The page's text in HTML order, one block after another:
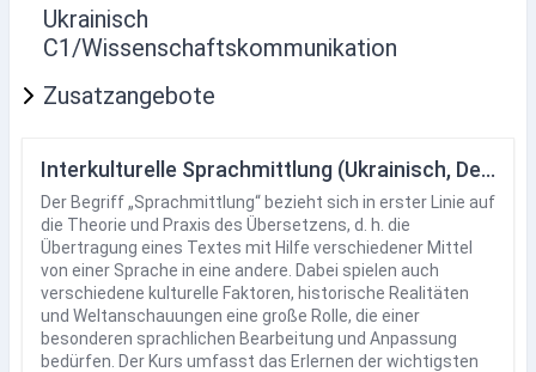
Ukrainisch
C1/Wissenschaftskommunikation
Zusatzangebote
Interkulturelle Sprachmittlung (Ukrainisch, Deutsch)
Der Begriff „Sprachmittlung“ bezieht sich in erster Linie auf
die Theorie und Praxis des Übersetzens, d. h. die
Übertragung eines Textes mit Hilfe verschiedener Mittel
von einer Sprache in eine andere. Dabei spielen auch
verschiedene kulturelle Faktoren, historische Realitäten
und Weltanschauungen eine große Rolle, die einer
besonderen sprachlichen Bearbeitung und Anpassung
bedürfen. Der Kurs umfasst das Erlernen der wichtigsten